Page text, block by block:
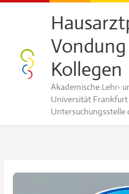
Kollegen
Akademische Lehr-
Universität